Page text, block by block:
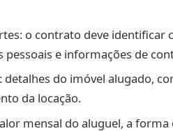
o contrato deve identificar
pessoais e informações de
detalhes do imóvel alugado,
da locação.
mensal do aluguel, a